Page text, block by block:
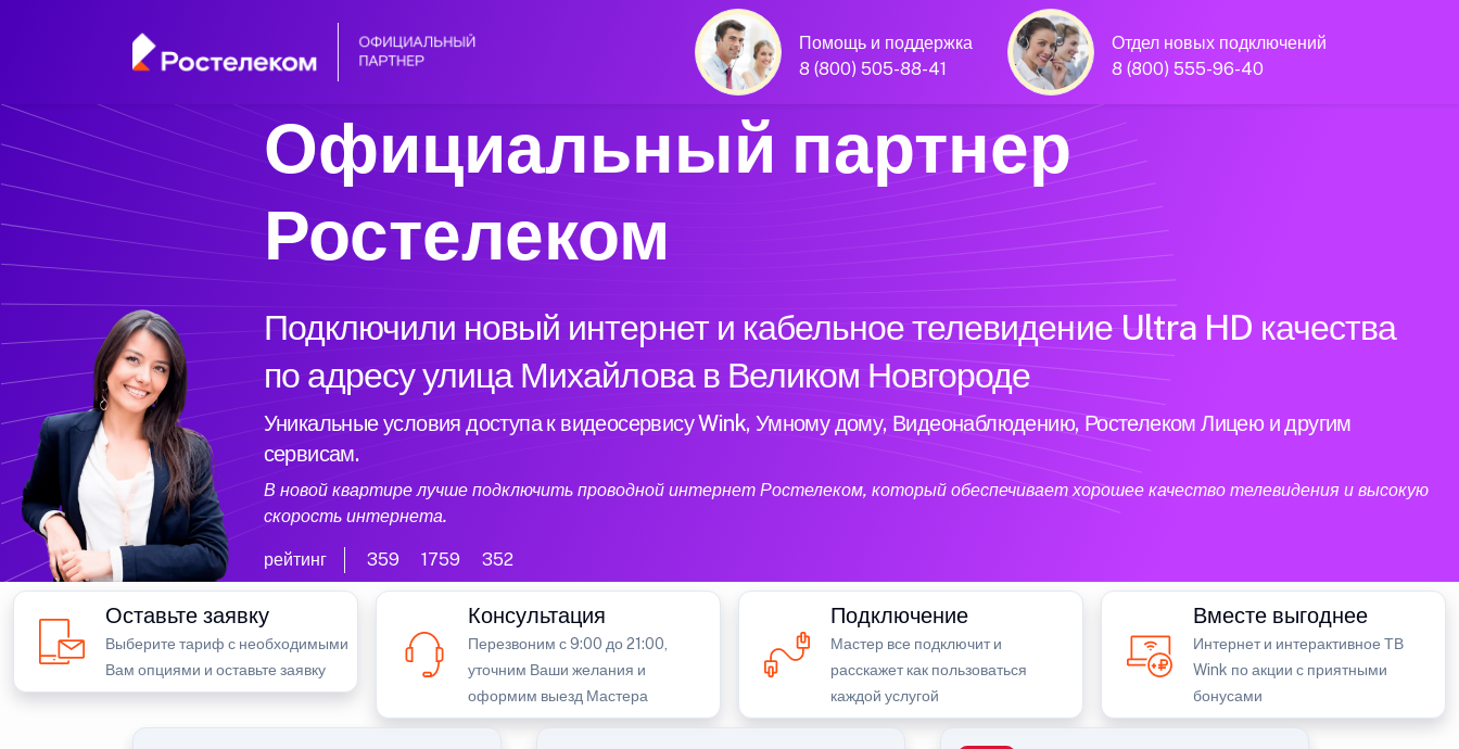
Помощь и поддержка
8 (800) 505-88-41
Отдел новых подключений
8 (800) 555-96-40
Официальный партнер
Ростелеком
Подключили новый интернет и кабельное телевидение Ultra HD качества
по адресу улица Михайлова в Великом Новгороде
Уникальные условия доступа к видеосервису Wink, Умному дому, Видеонаблюдению, Ростелеком Лицею и другим
сервисам.
В новой квартире лучше подключить проводной интернет Ростелеком, который обеспечивает хорошее качество телевидения и высокую
скорость интернета.
рейтинг 359 1759 352
Оставьте заявку
Выберите тариф с необходимыми
Вам опциями и оставьте заявку
Консультация
Перезвоним с 9:00 до 21:00,
уточним Ваши желания и
оформим выезд Мастера
Подключение
Мастер все подключит и
расскажет как пользоваться
каждой услугой
Вместе выгоднее
Интернет и интерактивное ТВ
Wink по акции с приятными
бонусами